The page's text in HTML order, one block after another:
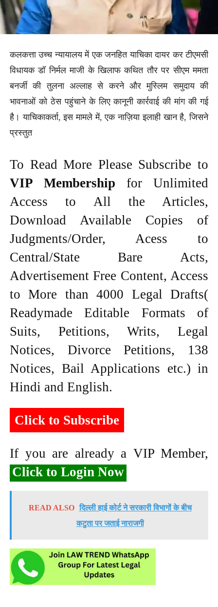
कलकत्ता उच्च न्यायालय में एक जनहित याचिका दायर कर टीएमसी
विधायक डॉ निर्मल माजी के खिलाफ कथित तौर पर सीएम ममता
बनर्जी की तुलना अल्लाह से करने और मुस्लिम समुदाय की
भावनाओं को ठेस पहुंचाने के लिए कानूनी कार्रवाई की मांग की गई
है। याचिकाकर्ता, इस मामले में, एक नाज़िया इलाही खान है, जिसने
प्रस्तुत
To Read More Please Subscribe to
VIP Membership for Unlimited
Access to All the Articles,
Download Available Copies of
Judgments/Order, Acess to
Central/State Bare Acts,
Advertisement Free Content, Access
to More than 4000 Legal Drafts(
Readymade Editable Formats of
Suits, Petitions, Writs, Legal
Notices, Divorce Petitions, 138
Notices, Bail Applications etc.) in
Hindi and English.
Click to Subscribe
If you are already a VIP Member,
Click to Login Now
READ ALSO दिल्ली हाई कोर्ट ने सरकारी विभागों के बीच
कटुता पर जताई नाराजगी